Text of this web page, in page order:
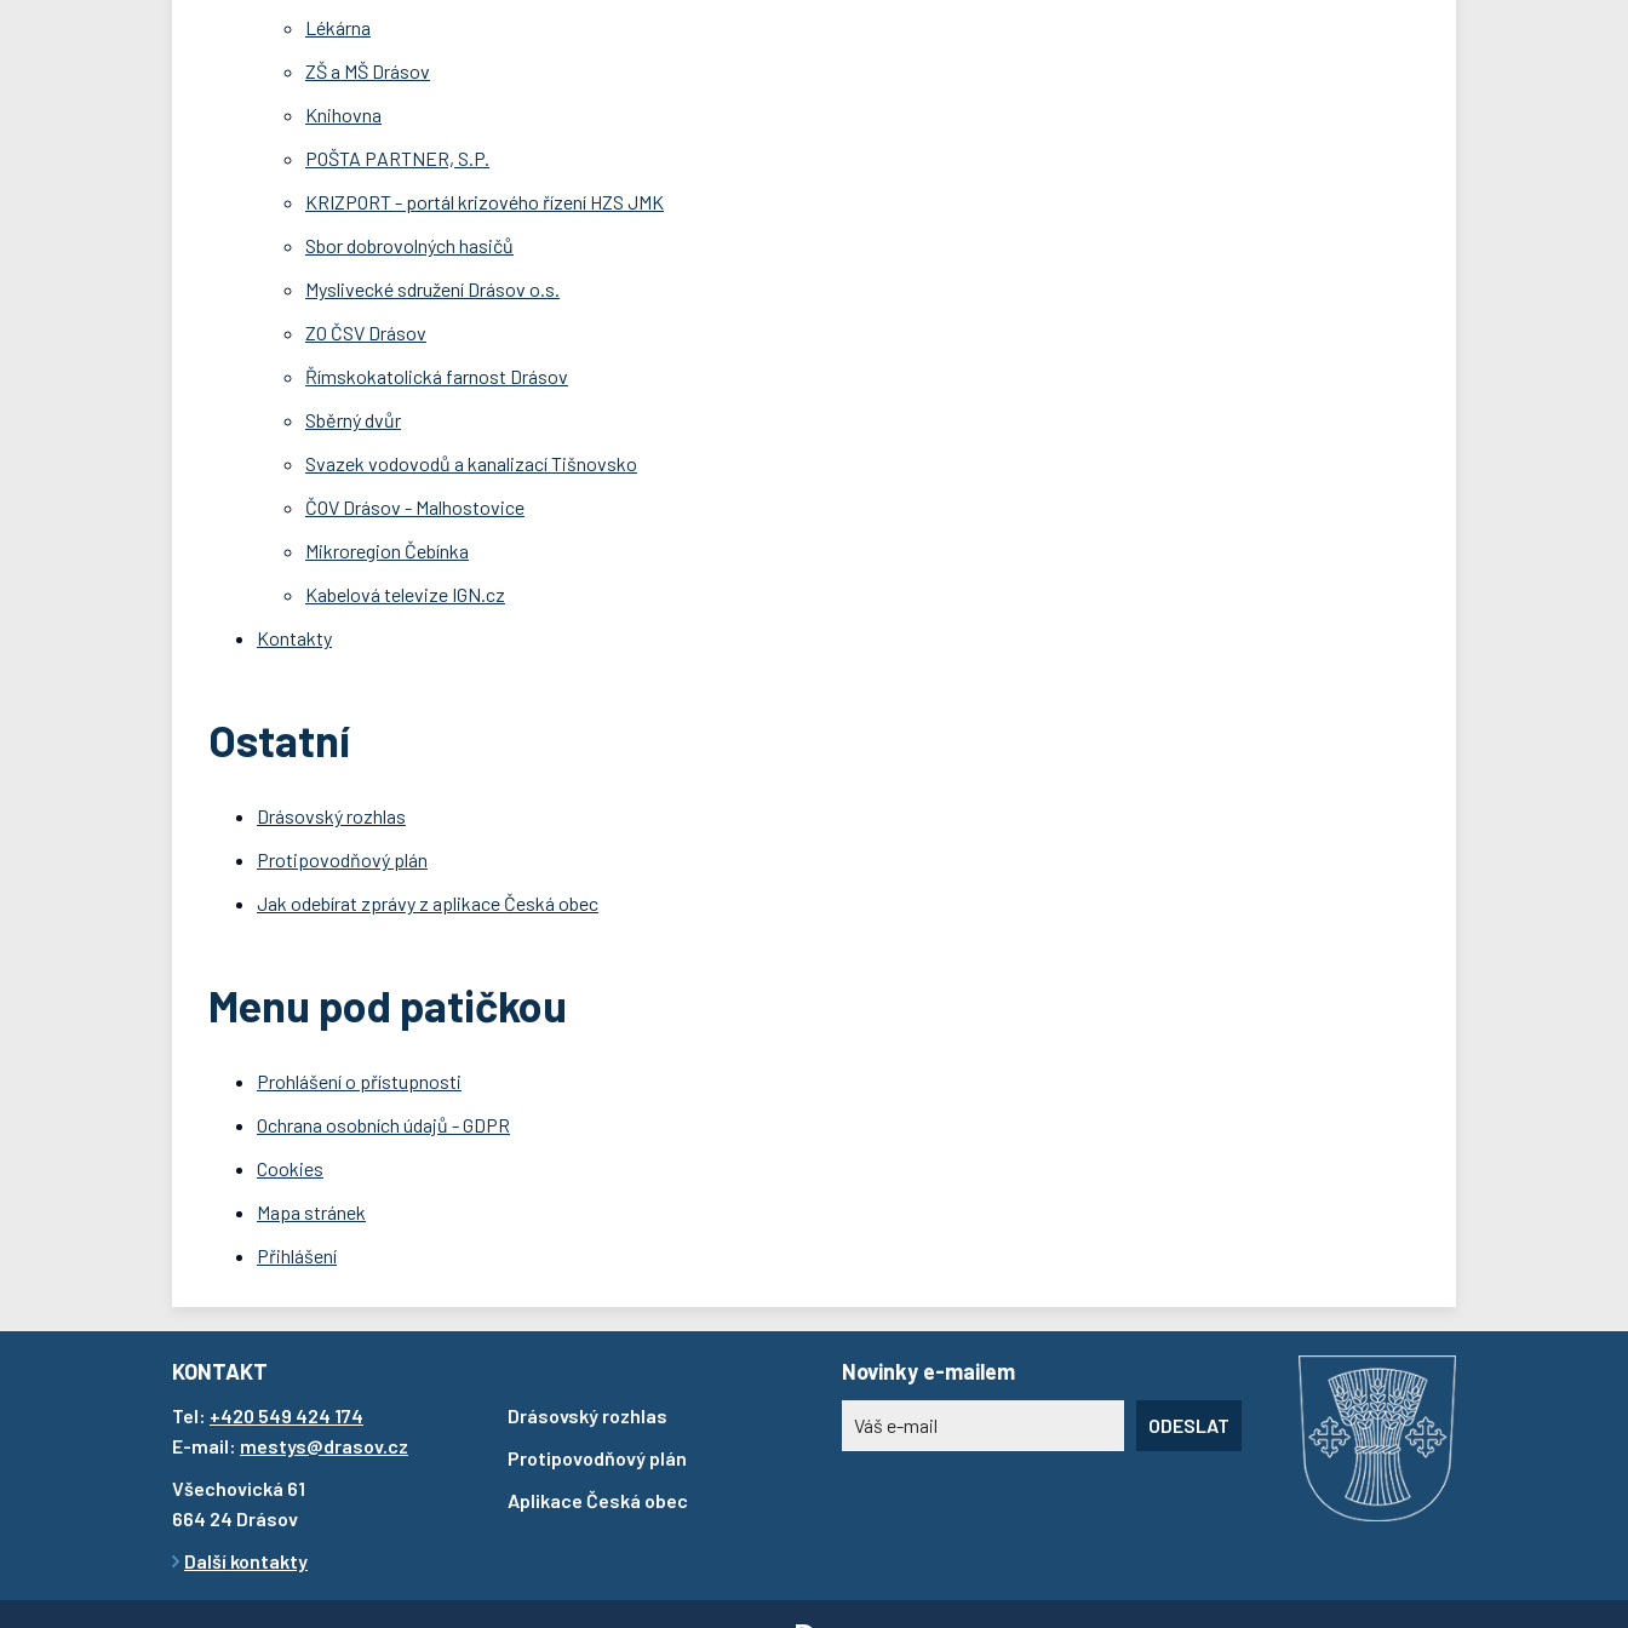
Lékárna
ZŠ a MŠ Drásov
Knihovna
POŠTA PARTNER, S.P.
KRIZPORT - portál krizového řízení HZS JMK
Sbor dobrovolných hasičů
Myslivecké sdružení Drásov o.s.
ZO ČSV Drásov
Římskokatolická farnost Drásov
Sběrný dvůr
Svazek vodovodů a kanalizací Tišnovsko
ČOV Drásov - Malhostovice
Mikroregion Čebínka
Kabelová televize IGN.cz
Kontakty
Ostatní
Drásovský rozhlas
Protipovodňový plán
Jak odebírat zprávy z aplikace Česká obec
Menu pod patičkou
Prohlášení o přístupnosti
Ochrana osobních údajů - GDPR
Cookies
Mapa stránek
Přihlášení
KONTAKT
Tel: +420 549 424 174
E-mail: mestys@drasov.cz
Všechovická 61
664 24 Drásov
Další kontakty
Drásovský rozhlas
Protipovodňový plán
Aplikace Česká obec
Novinky e-mailem
ODESLAT